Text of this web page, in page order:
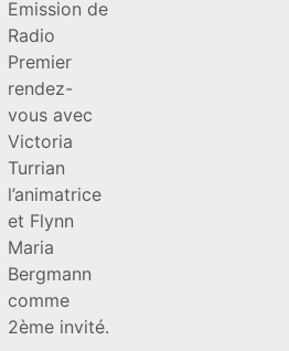
Emission de
Radio
Premier
rendez-
vous avec
Victoria
Turrian
l’animatrice
et Flynn
Maria
Bergmann
comme
2ème invité.